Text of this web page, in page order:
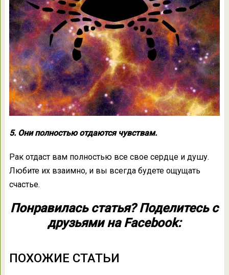
5. Они полностью отдаются чувствам.
Рак отдаст вам полностью все свое сердце и душу.
Любите их взаимно, и вы всегда будете ощущать
счастье.
Понравилась статья? Поделитесь с
друзьями на Facebook:
ПОХОЖИЕ СТАТЬИ